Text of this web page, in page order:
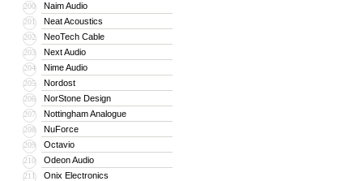
200 Naim Audio
201 Neat Acoustics
202 NeoTech Cable
203 Next Audio
204 Nime Audio
205 Nordost
206 NorStone Design
207 Nottingham Analogue
208 NuForce
209 Octavio
210 Odeon Audio
211 Onix Electronics